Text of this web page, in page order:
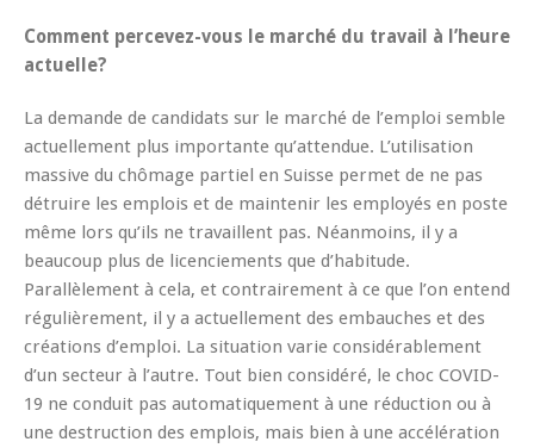
Comment percevez-vous le marché du travail à l’heure
actuelle?
La demande de candidats sur le marché de l’emploi semble
actuellement plus importante qu’attendue. L’utilisation
massive du chômage partiel en Suisse permet de ne pas
détruire les emplois et de maintenir les employés en poste
même lors qu’ils ne travaillent pas. Néanmoins, il y a
beaucoup plus de licenciements que d’habitude.
Parallèlement à cela, et contrairement à ce que l’on entend
régulièrement, il y a actuellement des embauches et des
créations d’emploi. La situation varie considérablement
d’un secteur à l’autre. Tout bien considéré, le choc COVID-
19 ne conduit pas automatiquement à une réduction ou à
une destruction des emplois, mais bien à une accélération